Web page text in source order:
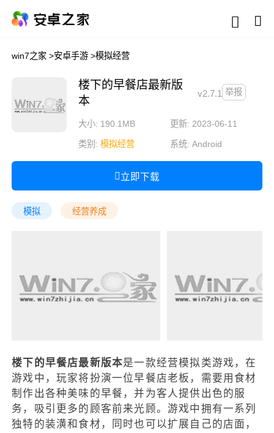
win7之家 >安卓手游 >模拟经营
楼下的早餐店最新版
本
v2.7.1 举报
大小: 190.1MB 更新: 2023-06-11
类别: 模拟经营 系统:Android
立即下载
模拟 经营养成
楼下的早餐店最新版本是一款经营模拟类游戏，在
游戏中，玩家将扮演一位早餐店老板，需要用食材
制作出各种美味的早餐，并为客人提供出色的服
务，吸引更多的顾客前来光顾。游戏中拥有一系列
独特的装潢和食材，同时也可以扩展自己的店面，